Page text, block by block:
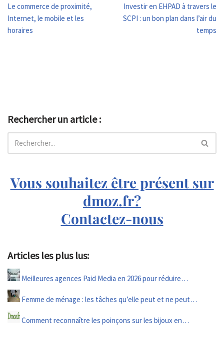
Le commerce de proximité,
Internet, le mobile et les
horaires
Investir en EHPAD à travers le
SCPI : un bon plan dans l’air du
temps
Rechercher un article :
Vous souhaitez être présent sur
dmoz.fr?
Contactez-nous
Articles les plus lus:
Meilleures agences Paid Media en 2026 pour réduire…
Femme de ménage : les tâches qu’elle peut et ne peut…
Comment reconnaître les poinçons sur les bijoux en…